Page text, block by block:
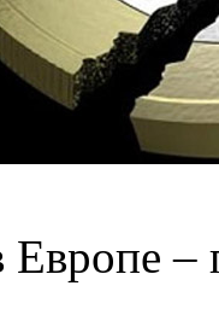
Европе –